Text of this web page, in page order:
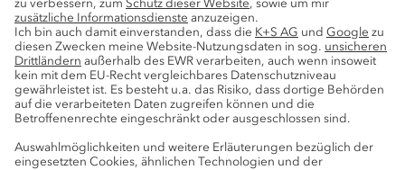
Sprache auswählen
Deutsch
Download (PDF|553kB)